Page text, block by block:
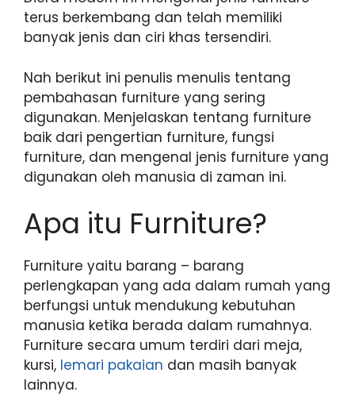
terus berkembang dan telah memiliki
banyak jenis dan ciri khas tersendiri.
Nah berikut ini penulis menulis tentang
pembahasan furniture yang sering
digunakan. Menjelaskan tentang furniture
baik dari pengertian furniture, fungsi
furniture, dan mengenal jenis furniture yang
digunakan oleh manusia di zaman ini.
Apa itu Furniture?
Furniture yaitu barang – barang
perlengkapan yang ada dalam rumah yang
berfungsi untuk mendukung kebutuhan
manusia ketika berada dalam rumahnya.
Furniture secara umum terdiri dari meja,
kursi, lemari pakaian dan masih banyak
lainnya.